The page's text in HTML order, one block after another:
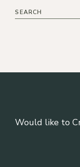
Search
Would like to